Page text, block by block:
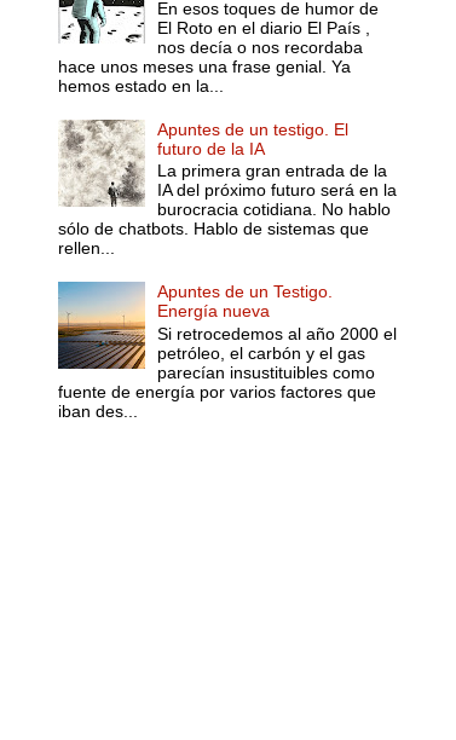
En esos toques de humor de
El Roto en el diario El País ,
nos decía o nos recordaba
hace unos meses una frase genial. Ya
hemos estado en la...
Apuntes de un testigo. El
futuro de la IA
La primera gran entrada de la
IA del próximo futuro será en la
burocracia cotidiana. No hablo
sólo de chatbots. Hablo de sistemas que
rellen...
Apuntes de un Testigo.
Energía nueva
Si retrocedemos al año 2000 el
petróleo, el carbón y el gas
parecían insustituibles como
fuente de energía por varios factores que
iban des...